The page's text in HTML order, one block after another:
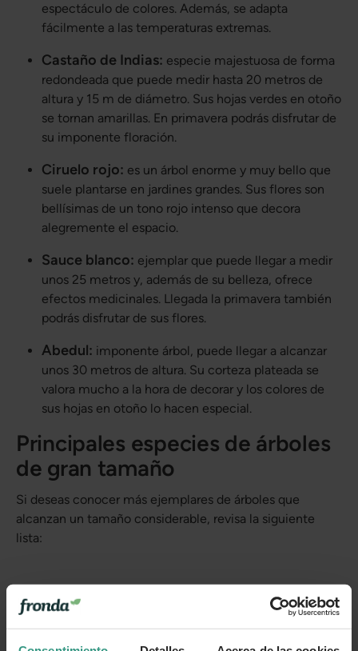
espectáculo de colores. Además, se adapta
fácilmente a las temperaturas extremas.
Castaño de Indias: especie majestuosa de forma
redondeada que puede medir hasta 20 metros de
altura y 15 m de diámetro. Sus hojas verdes en otoño
se tornan amarillas. En primavera podrás disfrutar de
su imponente floración.
Ciruelo rojo: es un árbol enorme y muy bello que
suele plantarse en jardines grandes. Sus flores son
bellísimas de un tono rojo intenso que decora
alegremente el espacio.
Sauce blanco: ejemplar que puede llegar a medir
unos 25 metros y, además de su belleza, ofrece
efectos medicinales. Llegada la primavera también
podrás disfrutar de sus flores.
Abedul: imponente árbol, puede llegar a alcanzar
unos 30 metros de altura. Su corteza plateada se
valora mucho a la hora de decorar y los colores de
sus hojas en otoño lo hacen especial.
Principales especies de árboles
de gran tamaño
Si deseas conocer más ejemplares de árboles que
alcanzan un tamaño considerable, revisa la siguiente
lista:
Acacia baileyana (Mimosa)
Acacia cyanophylla (Acacia azul)